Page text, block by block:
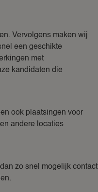
Vervolgens maken wij
een geschikte
met
kandidaten die
ook plaatsingen voor
andere locaties
zo snel mogelijk contact